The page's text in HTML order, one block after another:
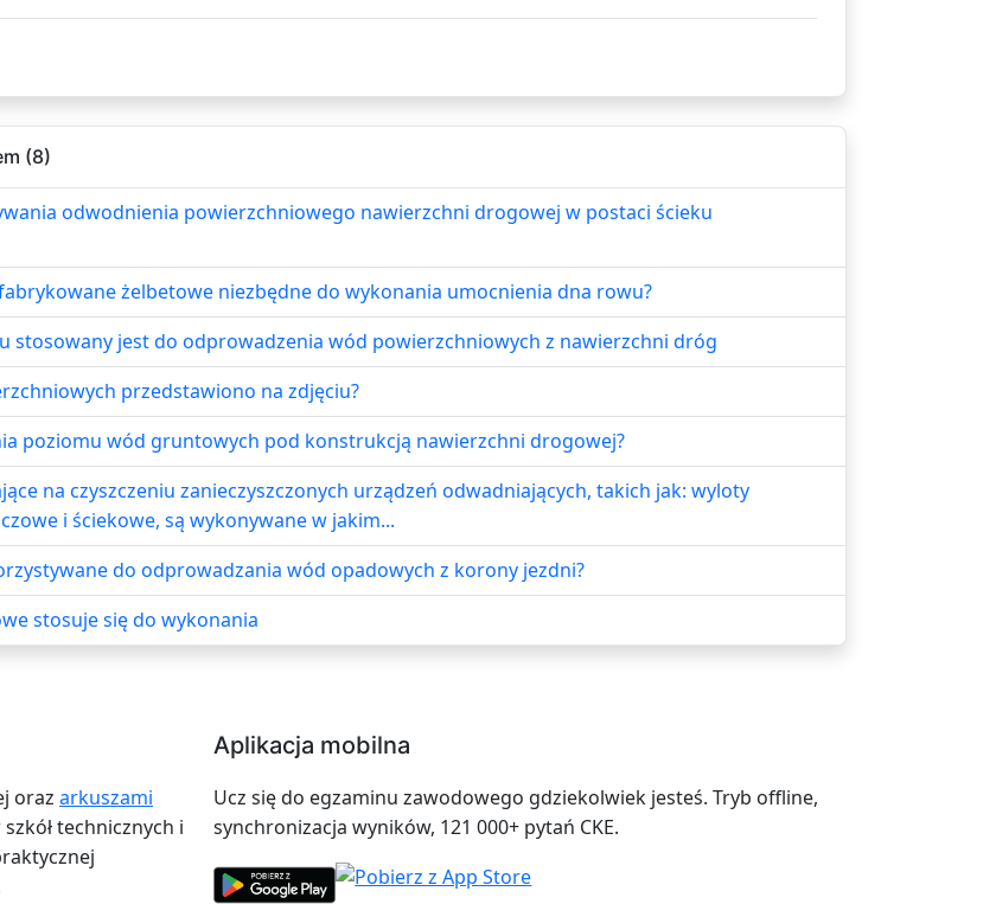
(8)
odwodnienia powierzchniowego nawierzchni drogowej w postaci ścieku
żelbetowe niezbędne do wykonania umocnienia dna rowu?
stosowany jest do odprowadzenia wód powierzchniowych z nawierzchni dróg
przedstawiono na zdjęciu?
poziomu wód gruntowych pod konstrukcją nawierzchni drogowej?
na czyszczeniu zanieczyszczonych urządzeń odwadniających, takich jak: wyloty
i ściekowe, są wykonywane w jakim...
do odprowadzania wód opadowych z korony jezdni?
stosuje się do wykonania
oraz arkuszami
technicznych i
Aplikacja mobilna
Ucz się do egzaminu zawodowego gdziekolwiek jesteś. Tryb offline,
synchronizacja wyników, 121 000+ pytań CKE.